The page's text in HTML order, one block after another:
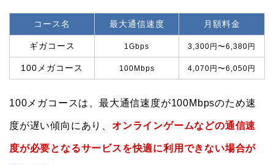
コース名 最大通信速度 月額料金
ギガコース 1Gbps 3,300円〜6,380円
100メガコース 100Mbps 4,070円〜6,050円
100メガコースは、最大通信速度が100Mbpsのため速
度が遅い傾向にあり、 オンラインゲームなどの通信速
度が必要となるサービスを快適に利用できない場合が